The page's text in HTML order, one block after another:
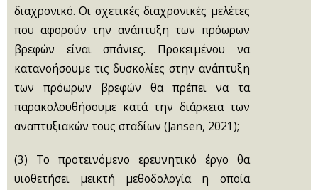
διαχρονικό. Οι σχετικές διαχρονικές μελέτες
που αφορούν την ανάπτυξη των πρόωρων
βρεφών είναι σπάνιες. Προκειμένου να
κατανοήσουμε τις δυσκολίες στην ανάπτυξη
των πρόωρων βρεφών θα πρέπει να τα
παρακολουθήσουμε κατά την διάρκεια των
αναπτυξιακών τους σταδίων (Jansen, 2021);
(3) Το προτεινόμενο ερευνητικό έργο θα
υιοθετήσει μεικτή μεθοδολογία η οποία